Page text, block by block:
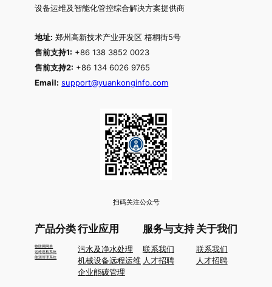
设备运维及智能化管控综合解决方案提供商
地址: 郑州高新技术产业开发区 梧桐街5号
售前支持1: +86 138 3852 0023
售前支持2: +86 134 6026 9765
Email: support@yuankonginfo.com
扫码关注公众号
产品分类
物联网网关
运维巡检系统
能源管理系统
行业应用
污水及净水处理
机械设备远程运维
企业能碳管理
服务与支持
联系我们
人才招聘
关于我们
联系我们
人才招聘